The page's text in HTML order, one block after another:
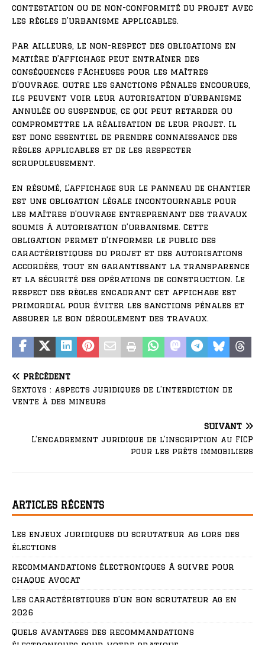
contestation ou de non-conformité du projet avec
les règles d’urbanisme applicables.
Par ailleurs, le non-respect des obligations en
matière d’affichage peut entraîner des
conséquences fâcheuses pour les maîtres
d’ouvrage. Outre les sanctions pénales encourues,
ils peuvent voir leur autorisation d’urbanisme
annulée ou suspendue, ce qui peut retarder ou
compromettre la réalisation de leur projet. Il
est donc essentiel de prendre connaissance des
règles applicables et de les respecter
scrupuleusement.
En résumé, l’affichage sur le panneau de chantier
est une obligation légale incontournable pour
les maîtres d’ouvrage entreprenant des travaux
soumis à autorisation d’urbanisme. Cette
obligation permet d’informer le public des
caractéristiques du projet et des autorisations
accordées, tout en garantissant la transparence
et la sécurité des opérations de construction. Le
respect des règles encadrant cet affichage est
primordial pour éviter les sanctions pénales et
assurer le bon déroulement des travaux.
PRÉCÉDENT
Sextoys : aspects juridiques de l’interdiction de
vente à des mineurs
SUIVANT
L’encadrement juridique de l’inscription au FICP
pour les prêts immobiliers
ARTICLES RÉCENTS
Les enjeux juridiques du scrutateur ag lors des
élections
Recommandations électroniques à suivre pour
chaque avocat
Les caractéristiques d’un bon scrutateur ag en
2026
Quels avantages des recommandations